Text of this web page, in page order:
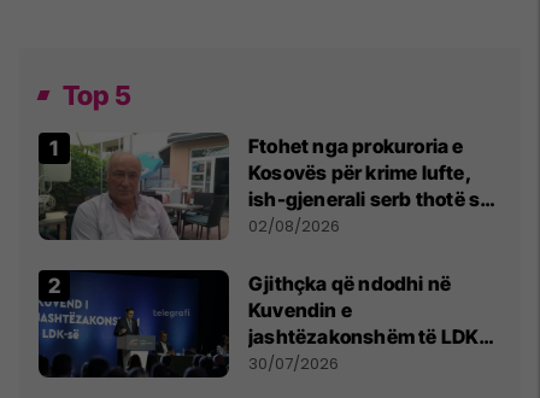
Top 5
Ftohet nga prokuroria e
Kosovës për krime lufte,
ish-gjenerali serb thotë se
dikush e tradhtoi në
02/08/2026
Gjithçka që ndodhi në
Kuvendin e
jashtëzakonshëm të LDK-
së
30/07/2026